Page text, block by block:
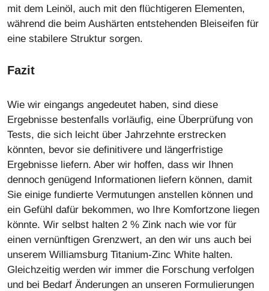
mit dem Leinöl, auch mit den flüchtigeren Elementen,
während die beim Aushärten entstehenden Bleiseifen für
eine stabilere Struktur sorgen.
Fazit
Wie wir eingangs angedeutet haben, sind diese
Ergebnisse bestenfalls vorläufig, eine Überprüfung von
Tests, die sich leicht über Jahrzehnte erstrecken
könnten, bevor sie definitivere und längerfristige
Ergebnisse liefern. Aber wir hoffen, dass wir Ihnen
dennoch genügend Informationen liefern können, damit
Sie einige fundierte Vermutungen anstellen können und
ein Gefühl dafür bekommen, wo Ihre Komfortzone liegen
könnte. Wir selbst halten 2 % Zink nach wie vor für
einen vernünftigen Grenzwert, an den wir uns auch bei
unserem Williamsburg Titanium-Zinc White halten.
Gleichzeitig werden wir immer die Forschung verfolgen
und bei Bedarf Änderungen an unseren Formulierungen